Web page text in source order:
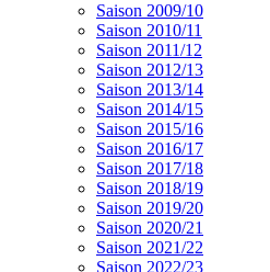
Saison 2009/10
Saison 2010/11
Saison 2011/12
Saison 2012/13
Saison 2013/14
Saison 2014/15
Saison 2015/16
Saison 2016/17
Saison 2017/18
Saison 2018/19
Saison 2019/20
Saison 2020/21
Saison 2021/22
Saison 2022/23